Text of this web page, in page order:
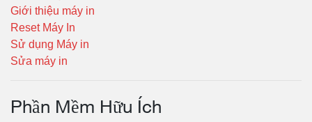
Giới thiệu máy in
Reset Máy In
Sử dụng Máy in
Sửa máy in
Phần Mềm Hữu Ích